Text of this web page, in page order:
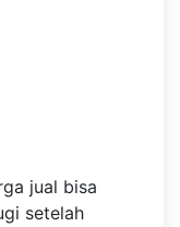
jual bisa
setelah